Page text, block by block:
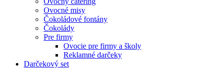
Ovocné misy
Čokoládové fontány
Čokolády
Pre firmy
Ovocie pre firmy a školy
Reklamné darčeky
Darčekový set